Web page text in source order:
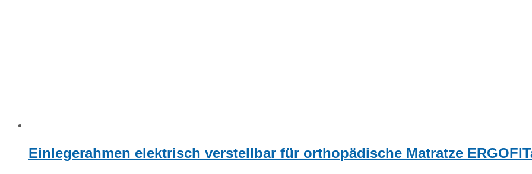
Einlegerahmen elektrisch verstellbar für orthopädische Matratze